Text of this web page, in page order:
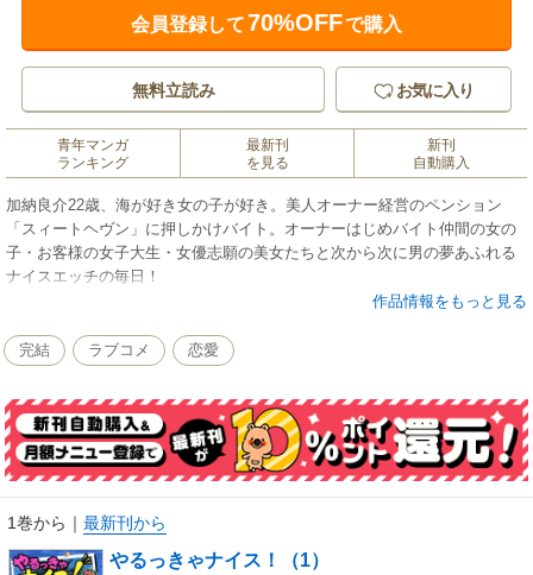
会員登録して70%OFFで購入
無料立読み お気に入り
青年マンガ
ランキング
最新刊
を見る
新刊
自動購入
加納良介22歳、海が好き女の子が好き。美人オーナー経営のペンション
「スィートヘヴン」に押しかけバイト。オーナーはじめバイト仲間の女の
子・お客様の女子大生・女優志願の美女たちと次から次に男の夢あふれる
ナイスエッチの毎日！
作品情報をもっと見る
完結 ラブコメ 恋愛
1巻から ｜ 最新刊から
やるっきゃナイス！（1）